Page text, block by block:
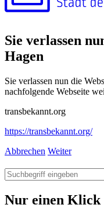
Sie verlassen
Hagen
Sie verlassen nun die
nachfolgende Webseite
transbekannt.org
https://transbekannt.org/
Abbrechen Weiter
Nur einen Klick